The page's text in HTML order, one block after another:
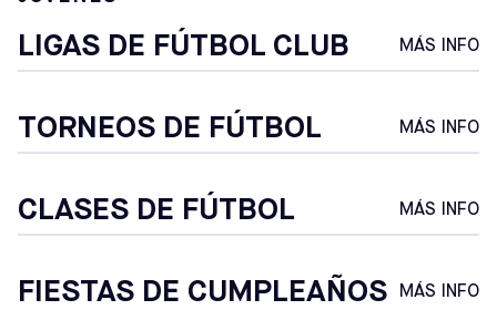
LIGAS DE FÚTBOL CLUB MÁS INFO
TORNEOS DE FÚTBOL MÁS INFO
CLASES DE FÚTBOL MÁS INFO
FIESTAS DE CUMPLEAÑOS MÁS INFO